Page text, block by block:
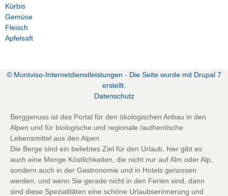
Kürbis
Gemüse
Fleisch
Apfelsaft
© Montviso-Internetdienstleistungen - Die Seite wurde mit Drupal 7
erstellt.
Datenschutz
Berggenuss ist das Portal für den ökologischen Anbau in den
Alpen und für biologische und regionale /authentische
Lebensmittel aus den Alpen.
Die Berge sind ein beliebtes Ziel für den Urlaub, hier gibt es
auch eine Menge Köstlichkeiten, die nicht nur auf Alm oder Alp,
sondern auch in der Gastronomie und in Hotels genossen
werden, und wenn Sie gerade nicht in den Ferien sind, dann
sind diese Spezialitäten eine schöne Urlaubserinnerung und